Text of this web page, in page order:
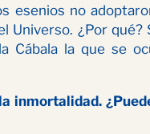
esenios no
Universo. ¿Por qué?
Cábala la que se
inmortalidad.